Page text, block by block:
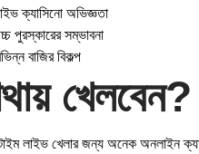
ক্যাসিনো অভিজ্ঞতা
পুরস্কারের সম্ভাবনা
বাজির বিকল্প
খেলবেন?
লাইভ খেলার জন্য অনেক অনলাইন